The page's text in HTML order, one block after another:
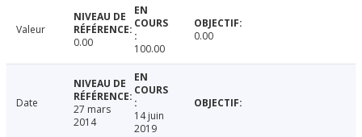
Valeur
0.00
100.00
0.00
Date
27 mars
2014
14 juin
2019